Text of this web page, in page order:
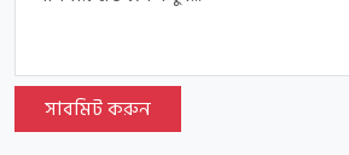
সাবমিট করুন